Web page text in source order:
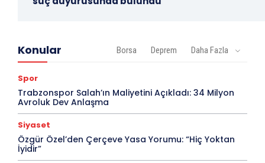
Konular Borsa Deprem Daha Fazla
Spor
Trabzonspor Salah’ın Maliyetini Açıkladı: 34 Milyon
Avroluk Dev Anlaşma
Siyaset
Özgür Özel’den Çerçeve Yasa Yorumu: “Hiç Yoktan
İyidir”